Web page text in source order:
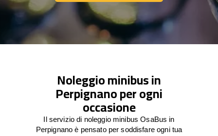
Noleggio minibus in
Perpignano per ogni
occasione
Il servizio di noleggio minibus OsaBus in
Perpignano è pensato per soddisfare ogni tua